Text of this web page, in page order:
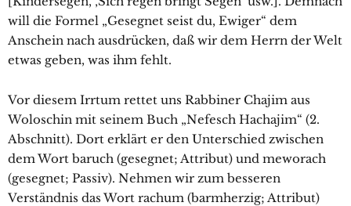
will die Formel „Gesegnet seist du, Ewiger“ dem
Anschein nach ausdrücken, daß wir dem Herrn der Welt
etwas geben, was ihm fehlt.
Vor diesem Irrtum rettet uns Rabbiner Chajim aus
Woloschin mit seinem Buch „Nefesch Hachajim“ (2.
Abschnitt). Dort erklärt er den Unterschied zwischen
dem Wort baruch (gesegnet; Attribut) und meworach
(gesegnet; Passiv). Nehmen wir zum besseren
Verständnis das Wort rachum (barmherzig; Attribut)